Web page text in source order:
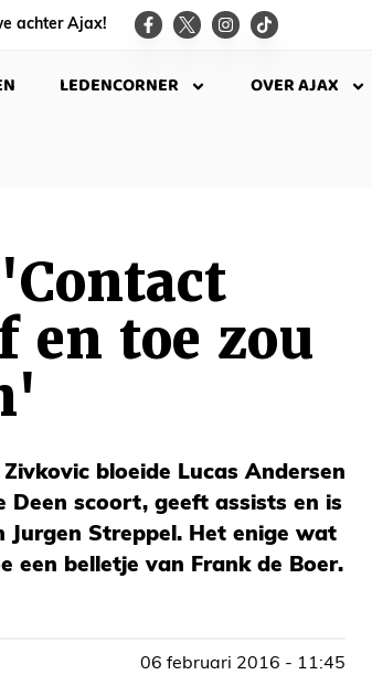
achter Ajax!
LEDENCORNER OVER AJAX
en toe zou
bloeide Lucas Andersen
Deen scoort, geeft assists en is
Jurgen Streppel. Het enige wat
een belletje van Frank de Boer.
06 februari 2016 - 11:45